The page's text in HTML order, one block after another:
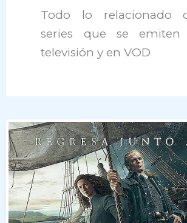
Todo lo relacionado
series que se
televisión y en VOD